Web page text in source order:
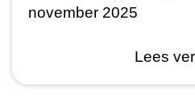
november 2025
Lees